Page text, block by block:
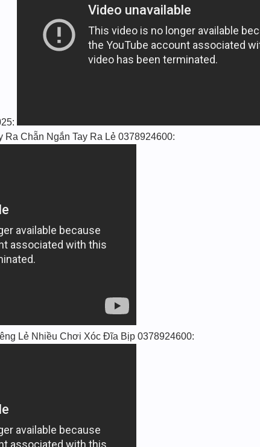
Chẵn Ngắn Tay Ra Lẻ 0378924600:
Lẻ Nhiều Chơi Xóc Đĩa Bịp 0378924600: